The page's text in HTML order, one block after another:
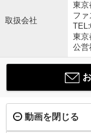
取扱会社
東京
ファ
東京
公
動画を閉じる